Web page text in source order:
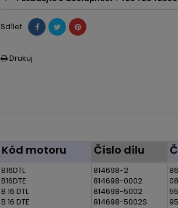
Sdílet
 Drukuj
Kód motoru Číslo dílu
B16DTL
B16DTE
B 16 DTL
B 16 DTE
814698-2
814698-0002
814698-5002
814698-5002S